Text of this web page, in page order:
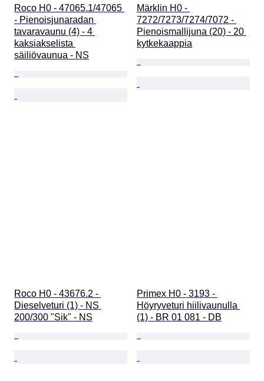
Roco H0 - 47065.1/47065
- Pienoisjunaradan
tavaravaunu (4) - 4
kaksiakselista
säiliövaunua - NS
Märklin H0 -
7272/7273/7274/7072 -
Pienoismallijuna (20) - 20
kytkekaappia
Roco H0 - 43676.2 -
Dieselveturi (1) - NS
200/300 "Sik" - NS
Primex H0 - 3193 -
Höyryveturi hiilivaunulla
(1) - BR 01 081 - DB